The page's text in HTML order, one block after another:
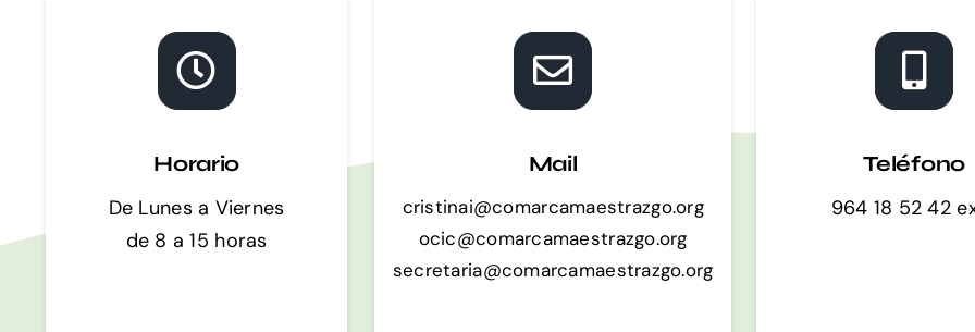
Horario
De Lunes a Viernes
de 8 a 15 horas
Mail
cristinai@comarcamaestrazgo.org
ocic@comarcamaestrazgo.org
secretaria@comarcamaestrazgo.org
Teléfono
964 18 52 42